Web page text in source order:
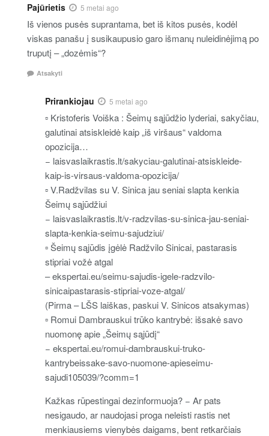
Pajūrietis 5 metai ago
Iš vienos pusės suprantama, bet iš kitos pusės, kodėl
viskas panašu į susikaupusio garo išmanų nuleidinėjimą po
truputį – „dozėmis“?
Atsakyti
Prirankiojau 5 metai ago
▫ Kristoferis Voiška : Šeimų sąjūdžio lyderiai, sakyčiau,
galutinai atsiskleidė kaip „iš viršaus“ valdoma
opozicija…
− laisvaslaikrastis.lt/sakyciau-galutinai-atsiskleide-
kaip-is-virsaus-valdoma-opozicija/
▫ V.Radžvilas su V. Sinica jau seniai slapta kenkia
Šeimų sąjūdžiui
− laisvaslaikrastis.lt/v-radzvilas-su-sinica-jau-seniai-
slapta-kenkia-seimu-sajudziui/
▫ Šeimų sąjūdis įgėlė Radžvilo Sinicai, pastarasis
stipriai vožė atgal
– ekspertai.eu/seimu-sajudis-igele-radzvilo-
sinicaipastarasis-stipriai-voze-atgal/
(Pirma – LŠS laiškas, paskui V. Sinicos atsakymas)
▫ Romui Dambrauskui trūko kantrybė: išsakė savo
nuomonę apie „Šeimų sąjūdį“
− ekspertai.eu/romui-dambrauskui-truko-
kantrybeissake-savo-nuomone-apieseimu-
sajudi105039/?comm=1
Kažkas rūpestingai dezinformuoja? − Ar pats
nesigaudo, ar naudojasi proga neleisti rastis net
menkiausiems vienybės daigams, bent retkarčiais